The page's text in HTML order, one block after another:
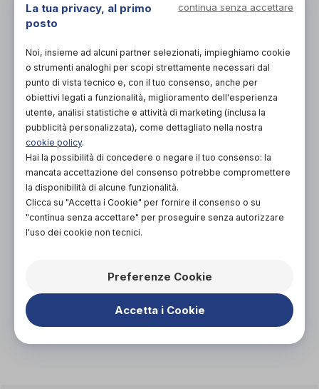
PROVA E ACQUISTA IN NEGOZIO
DA230,00€
PROVA E NOLEGGIA IN NEGOZIO
NON DISPONIBILE
ACQUISTA ONLINE
NON DISPONIBILE
Organizza prova in negozio
La tua privacy, al primo
posto
continua senza accettare
Noi, insieme ad alcuni partner selezionati, impieghiamo cookie
o strumenti analoghi per scopi strettamente necessari dal
punto di vista tecnico e, con il tuo consenso, anche per
obiettivi legati a funzionalità, miglioramento dell'esperienza
utente, analisi statistiche e attività di marketing (inclusa la
pubblicità personalizzata), come dettagliato nella nostra
cookie policy.
Hai la possibilità di concedere o negare il tuo consenso: la
mancata accettazione del consenso potrebbe compromettere
la disponibilità di alcune funzionalità.
Clicca su "Accetta i Cookie" per fornire il consenso o su
"continua senza accettare" per proseguire senza autorizzare
l'uso dei cookie non tecnici.
Preferenze Cookie
Accetta i Cookie